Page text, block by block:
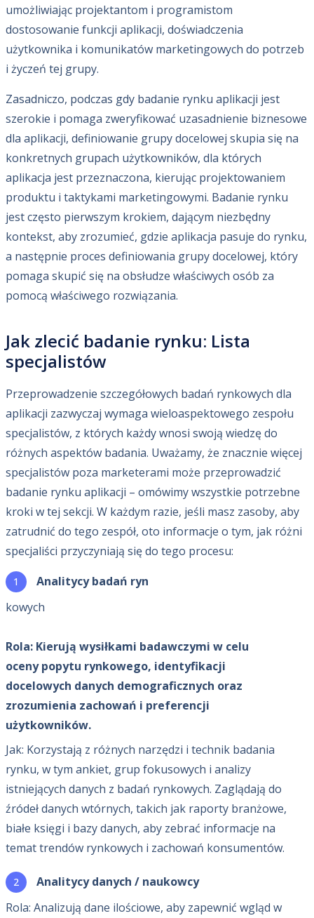
umożliwiając projektantom i programistom
dostosowanie funkcji aplikacji, doświadczenia
użytkownika i komunikatów marketingowych do potrzeb
i życzeń tej grupy.
Zasadniczo, podczas gdy badanie rynku aplikacji jest
szerokie i pomaga zweryfikować uzasadnienie biznesowe
dla aplikacji, definiowanie grupy docelowej skupia się na
konkretnych grupach użytkowników, dla których
aplikacja jest przeznaczona, kierując projektowaniem
produktu i taktykami marketingowymi. Badanie rynku
jest często pierwszym krokiem, dającym niezbędny
kontekst, aby zrozumieć, gdzie aplikacja pasuje do rynku,
a następnie proces definiowania grupy docelowej, który
pomaga skupić się na obsłudze właściwych osób za
pomocą właściwego rozwiązania.
Jak zlecić badanie rynku: Lista
specjalistów
Przeprowadzenie szczegółowych badań rynkowych dla
aplikacji zazwyczaj wymaga wieloaspektowego zespołu
specjalistów, z których każdy wnosi swoją wiedzę do
różnych aspektów badania. Uważamy, że znacznie więcej
specjalistów poza marketerami może przeprowadzić
badanie rynku aplikacji – omówimy wszystkie potrzebne
kroki w tej sekcji. W każdym razie, jeśli masz zasoby, aby
zatrudnić do tego zespół, oto informacje o tym, jak różni
specjaliści przyczyniają się do tego procesu:
Analitycy badań ryn
kowych
Rola: Kierują wysiłkami badawczymi w celu
oceny popytu rynkowego, identyfikacji
docelowych danych demograficznych oraz
zrozumienia zachowań i preferencji
użytkowników.
Jak: Korzystają z różnych narzędzi i technik badania
rynku, w tym ankiet, grup fokusowych i analizy
istniejących danych z badań rynkowych. Zaglądają do
źródeł danych wtórnych, takich jak raporty branżowe,
białe księgi i bazy danych, aby zebrać informacje na
temat trendów rynkowych i zachowań konsumentów.
Analitycy danych / naukowcy
Rola: Analizują dane ilościowe, aby zapewnić wgląd w